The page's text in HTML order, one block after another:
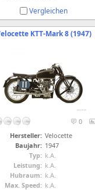
Vergleichen
KTT-Mark 8 (1947)
0
Hersteller: Velocette
Baujahr: 1947
Typ: k.A.
Leistung: k.A.
Hubraum: k.A.
Max. Speed: k.A.